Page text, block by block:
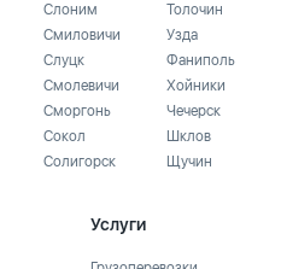
Слоним
Смиловичи
Слуцк
Смолевичи
Сморгонь
Сокол
Солигорск
Толочин
Узда
Фаниполь
Хойники
Чечерск
Шклов
Щучин
Услуги